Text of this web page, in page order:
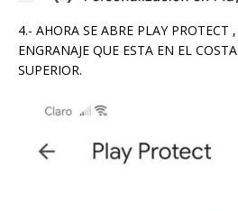
4.- AHORA SE ABRE PLAY PROTECT
ENGRANAJE QUE ESTA EN EL
SUPERIOR.